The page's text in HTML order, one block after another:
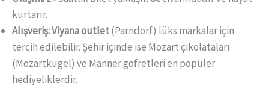
kurtarır.
Alışveriş:Viyana outlet(Parndorf) lüks markalar için
tercih edilebilir. Şehir içinde ise Mozart çikolataları
(Mozartkugel) ve Manner gofretleri en popüler
hediyeliklerdir.